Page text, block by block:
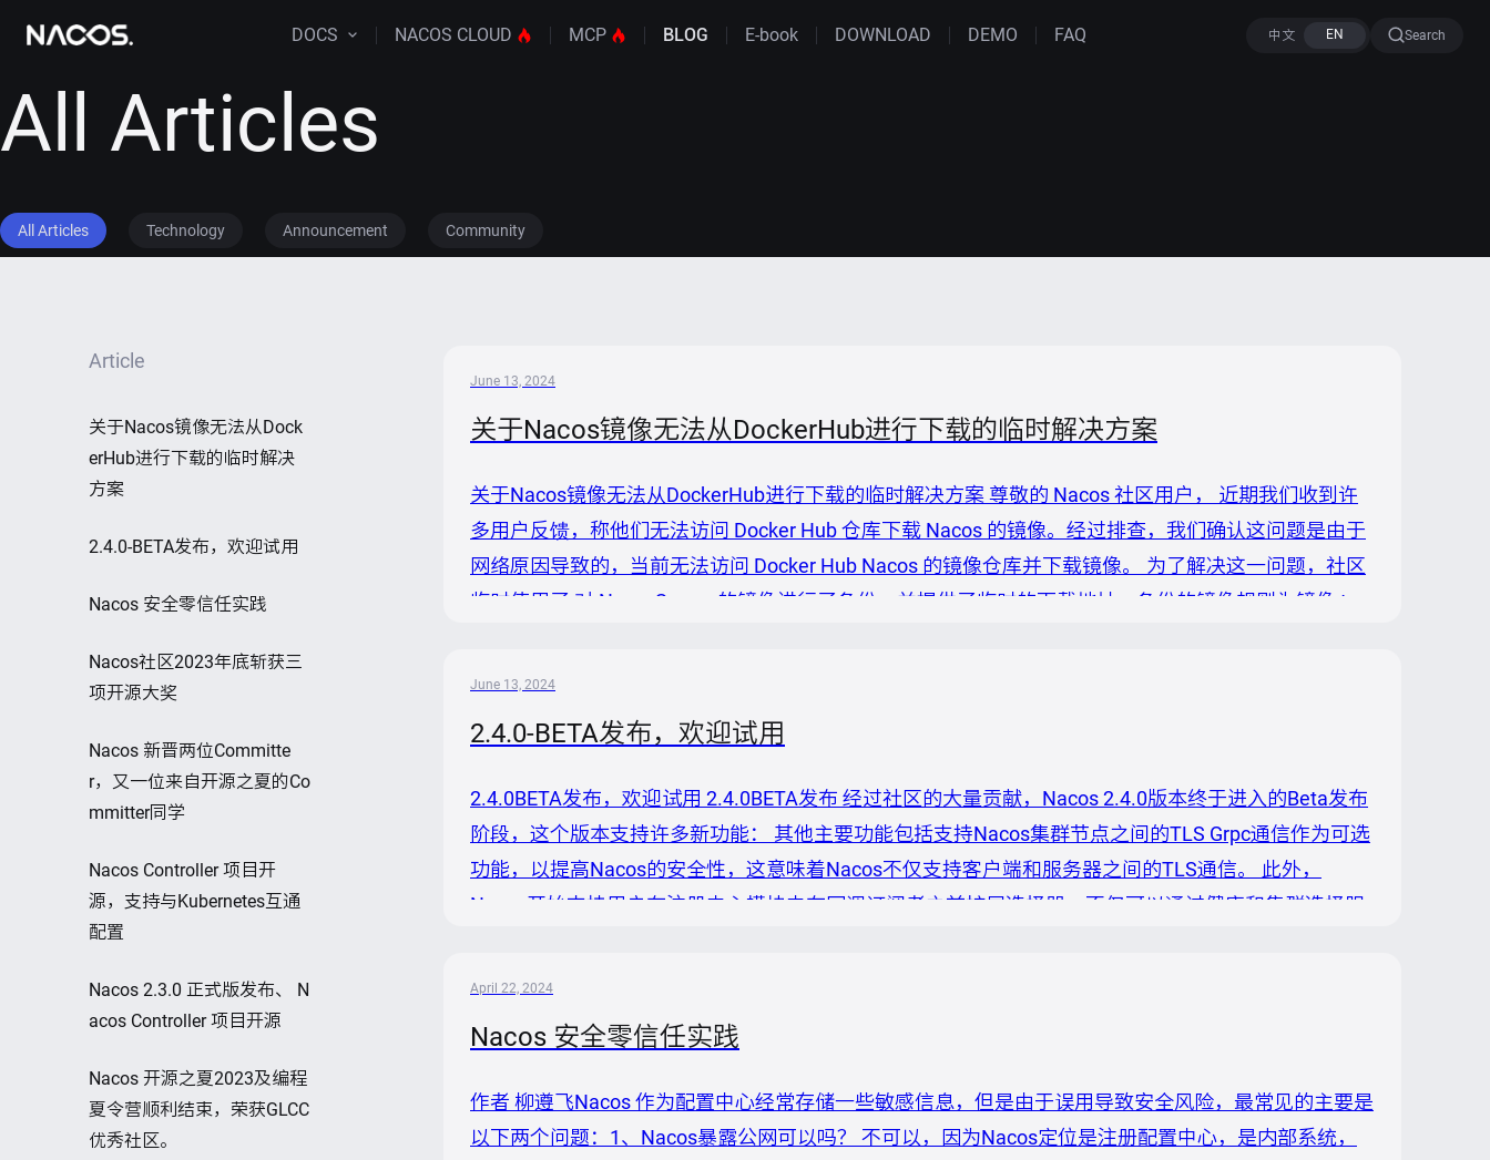
DOCS NACOS CLOUD MCP BLOG E-book DOWNLOAD DEMO FAQ Search
All Articles
All Articles Technology Announcement Community
Article
关于Nacos镜像无法从Dock
erHub进行下载的临时解决
方案
2.4.0-BETA发布，欢迎试用
Nacos 安全零信任实践
Nacos社区2023年底斩获三
项开源大奖
Nacos 新晋两位Committe
r，又一位来自开源之夏的Co
mmitter同学
Nacos Controller 项目开
源，支持与Kubernetes互通
配置
Nacos 2.3.0 正式版发布、 N
acos Controller 项目开源
Nacos 开源之夏2023及编程
夏令营顺利结束，荣获GLCC
优秀社区。
June 13, 2024
关于Nacos镜像无法从DockerHub进行下载的临时解决方案
关于Nacos镜像无法从DockerHub进行下载的临时解决方案 尊敬的 Nacos 社区用户， 近期我们收到许
多用户反馈，称他们无法访问 Docker Hub 仓库下载 Nacos 的镜像。经过排查，我们确认这问题是由于
网络原因导致的，当前无法访问 Docker Hub Nacos 的镜像仓库并下载镜像。 为了解决这一问题，社区
临时使用了 对 NacosServer 的镜像进行了备份，并提供了临时的下载地址。备份的镜像规则为镜像 tag
June 13, 2024
2.4.0-BETA发布，欢迎试用
2.4.0BETA发布，欢迎试用 2.4.0BETA发布 经过社区的大量贡献，Nacos 2.4.0版本终于进入的Beta发布
阶段，这个版本支持许多新功能： 其他主要功能包括支持Nacos集群节点之间的TLS Grpc通信作为可选
功能，以提高Nacos的安全性，这意味着Nacos不仅支持客户端和服务器之间的TLS通信。 此外，
Nacos开始支持用户在注册中心模块中在回调订阅者之前扩展选择器，不仅可以通过健康和集群选择服
April 22, 2024
Nacos 安全零信任实践
作者 柳遵飞Nacos 作为配置中心经常存储一些敏感信息，但是由于误用导致安全风险，最常见的主要是
以下两个问题：1、Nacos暴露公网可以吗？ 不可以，因为Nacos定位是注册配置中心，是内部系统，